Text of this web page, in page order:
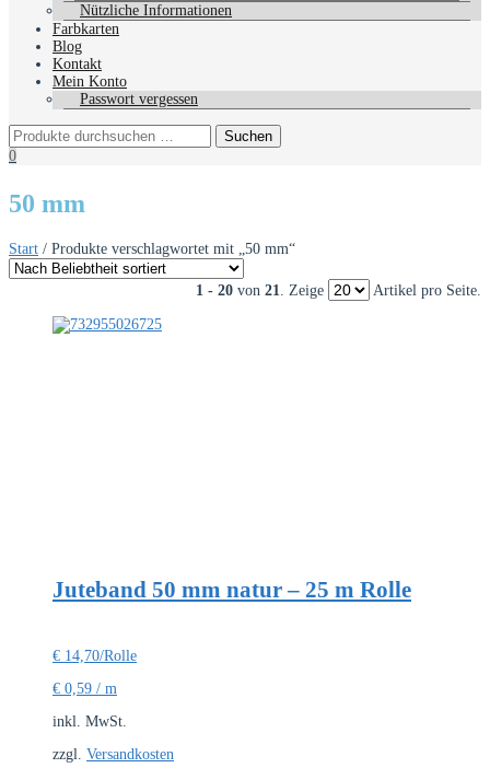
Nützliche Informationen
Farbkarten
Blog
Kontakt
Mein Konto
Passwort vergessen
0
50 mm
Start / Produkte verschlagwortet mit „50 mm“
1 - 20 von 21. Zeige Artikel pro Seite.
Juteband 50 mm natur – 25 m Rolle
€ 14,70/Rolle
€ 0,59 / m
inkl. MwSt.
zzgl. Versandkosten